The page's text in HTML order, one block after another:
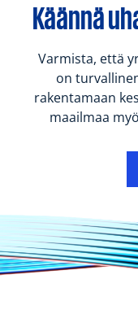
Käännä
Varmista, että
on
rakentamaan
maailmaa